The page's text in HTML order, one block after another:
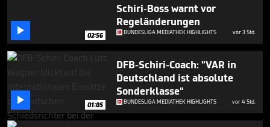
 02:56
Schiri-Boss warnt vor
Regeländerungen
BUNDESLIGA MEDIATHEK HIGHLIGHTS vor 3 Std.
 01:05
DFB-Schiri-Coach: "VAR in
Deutschland ist absolute
Sonderklasse"
BUNDESLIGA MEDIATHEK HIGHLIGHTS vor 4 Std.